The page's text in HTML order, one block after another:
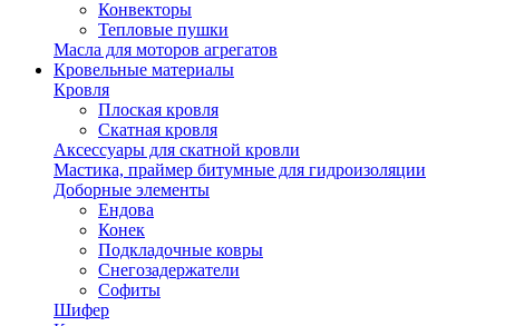
Конвекторы
Тепловые пушки
Масла для моторов агрегатов
Кровельные материалы
Кровля
Плоская кровля
Скатная кровля
Аксессуары для скатной кровли
Мастика, праймер битумные для гидроизоляции
Доборные элементы
Ендова
Конек
Подкладочные ковры
Снегозадержатели
Софиты
Шифер